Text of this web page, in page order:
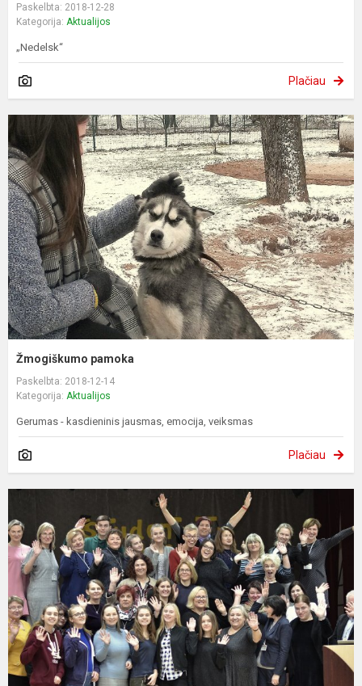
Paskelbta: 2018-12-28
Kategorija: Aktualijos
„Nedelsk“
Plačiau
Žmogiškumo pamoka
Paskelbta: 2018-12-14
Kategorija: Aktualijos
Gerumas - kasdieninis jausmas, emocija, veiksmas
Plačiau